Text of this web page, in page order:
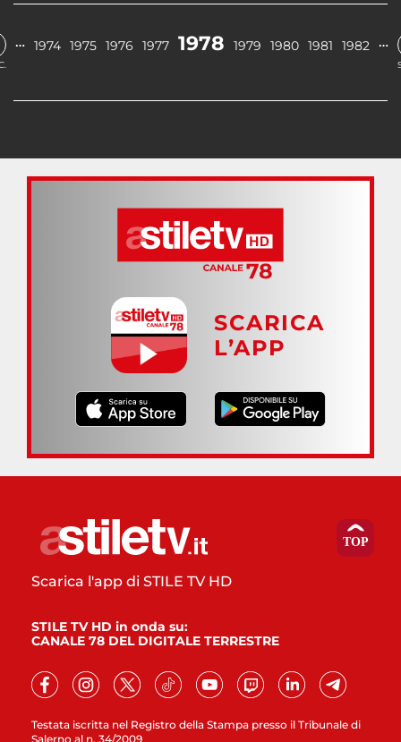
… 1974 1975 1976 1977 1978 1979 1980 1981 1982 …
SCARICA
L’APP
Testata iscritta nel Registro della Stampa presso il Tribunale di
Salerno al n. 34/2009
Scarica l'app di STILE TV HD
STILE TV HD in onda su:
CANALE 78 DEL DIGITALE TERRESTRE